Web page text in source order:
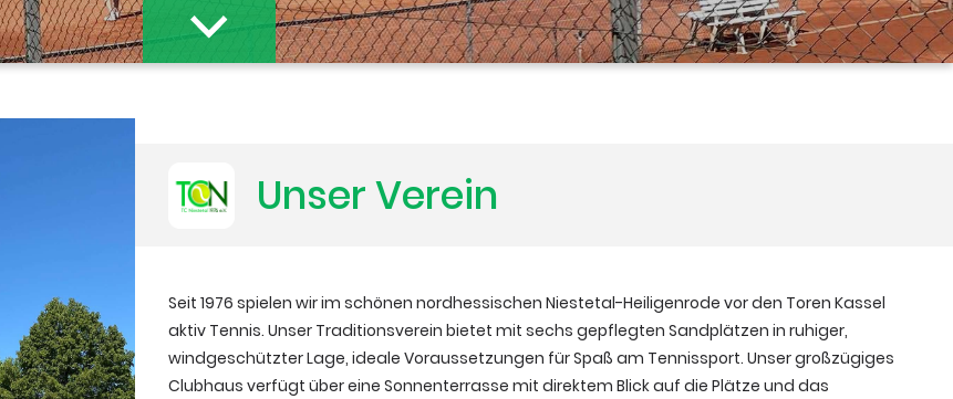
Unser Verein
Seit 1976 spielen wir im schönen nordhessischen Niestetal-Heiligenrode vor den Toren Kassel
aktiv Tennis. Unser Traditionsverein bietet mit sechs gepflegten Sandplätzen in ruhiger,
windgeschützter Lage, ideale Voraussetzungen für Spaß am Tennissport. Unser großzügiges
Clubhaus verfügt über eine Sonnenterrasse mit direktem Blick auf die Plätze und das